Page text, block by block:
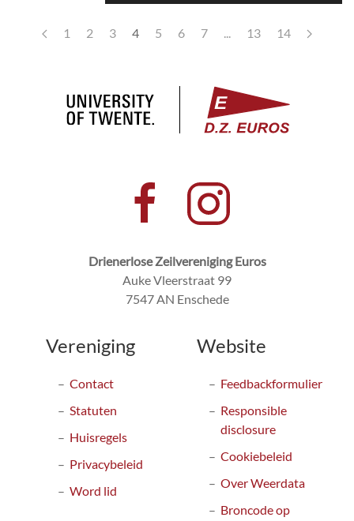
1 2 3 4 5 6 7 ... 13 14
Drienerlose Zeilvereniging Euros
Auke Vleerstraat 99
7547 AN Enschede
Vereniging
Contact
Statuten
Huisregels
Privacybeleid
Word lid
Website
Feedbackformulier
Responsible
disclosure
Cookiebeleid
Over Weerdata
Broncode op